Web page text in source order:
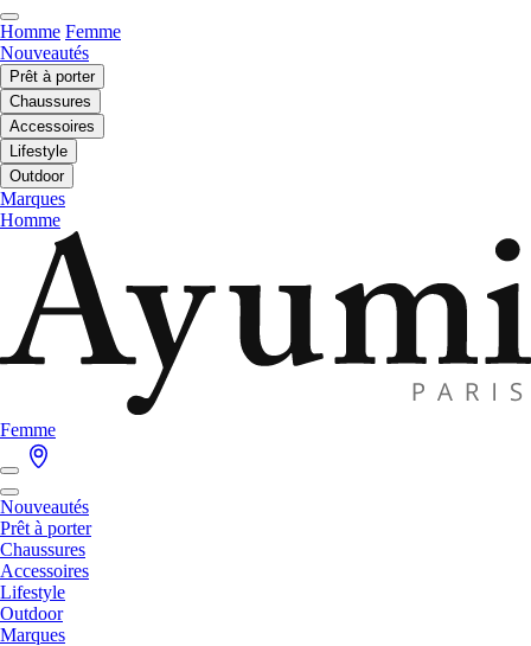
Homme Femme
Nouveautés
Prêt à porter
Chaussures
Accessoires
Lifestyle
Outdoor
Marques
Homme
Femme
Nouveautés
Prêt à porter
Chaussures
Accessoires
Lifestyle
Outdoor
Marques